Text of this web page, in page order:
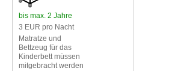
bis max. 2 Jahre
3 EUR pro Nacht
Matratze und
Bettzeug für das
Kinderbett müssen
mitgebracht werden